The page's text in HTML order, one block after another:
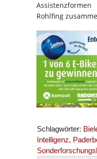
Rohlfing
Schlagwörter:
Intelligenz,